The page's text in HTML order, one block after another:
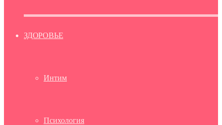
ЗДОРОВЬЕ
Интим
Психология